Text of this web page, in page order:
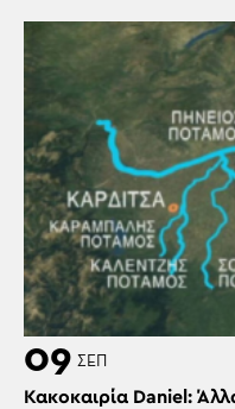
09 ΣΕΠ
Κακοκαιρία Daniel: